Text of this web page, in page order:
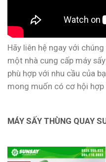
Hãy liên hệ ngay với
một nhà cung cấp máy
phù hợp với nhu cầu của
mong muốn có cơ hội hợp
MÁY SẤY THÙNG QUAY